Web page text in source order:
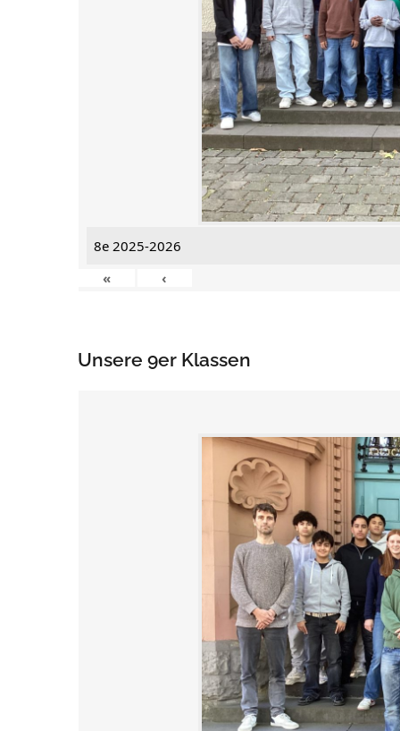
8e 2025-2026
«
‹
Unsere 9er Klassen